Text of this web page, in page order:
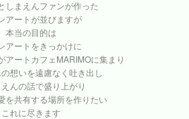
しまえんファンが作った
アートが並びますが
本当の目的は
アートをきっかけに
アートカフェMARIMOに集まり
想いを遠慮なく吐き出し
んの話で盛り上がり
を共有する場所を作りたい
これに尽きます